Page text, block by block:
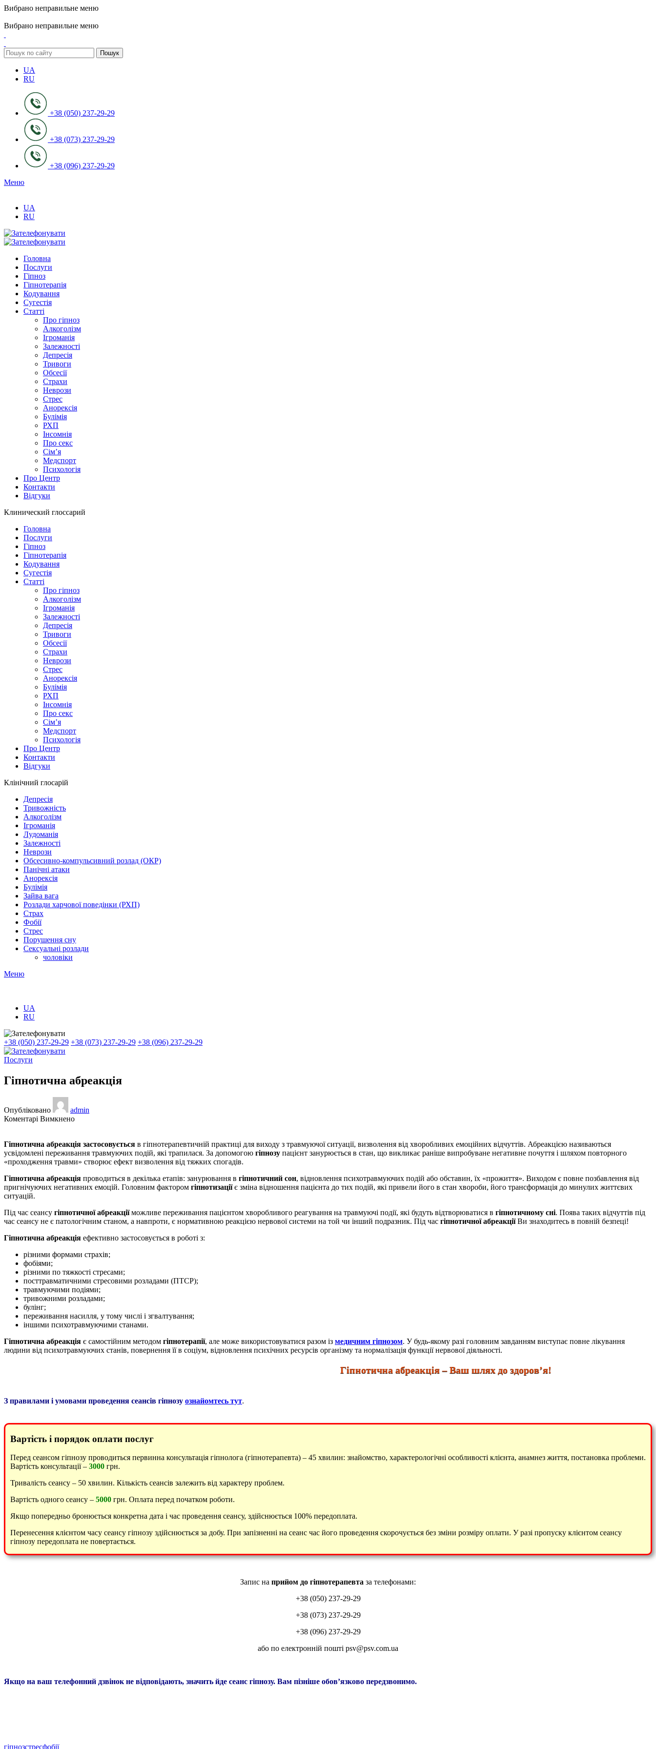
Вибрано неправильне меню
Вибрано неправильне меню
Пошук
UA
RU
+38 (050) 237-29-29
+38 (073) 237-29-29
+38 (096) 237-29-29
Меню
UA
RU
Головна
Послуги
Гіпноз
Гіпнотерапія
Кодування
Сугестія
Статті
Про гіпноз
Алкоголізм
Ігроманія
Залежності
Депресія
Тривоги
Обсесії
Страхи
Неврози
Стрес
Анорексія
Булімія
РХП
Інсомнія
Про секс
Сім’я
Медспорт
Психологія
Про Центр
Контакти
Відгуки
Клинический глоссарий
Головна
Послуги
Гіпноз
Гіпнотерапія
Кодування
Сугестія
Статті
Про гіпноз
Алкоголізм
Ігроманія
Залежності
Депресія
Тривоги
Обсесії
Страхи
Неврози
Стрес
Анорексія
Булімія
РХП
Інсомнія
Про секс
Сім’я
Медспорт
Психологія
Про Центр
Контакти
Відгуки
Клінічний глосарій
Депресія
Тривожність
Алкоголізм
Ігроманія
Лудоманія
Залежності
Неврози
Обсесивно-компульсивний розлад (ОКР)
Панічні атаки
Анорексія
Булімія
Зайва вага
Розлади харчової поведінки (РХП)
Страх
Фобії
Стрес
Порушення сну
Сексуальні розлади
чоловіки
Меню
UA
RU
+38 (050) 237-29-29 +38 (073) 237-29-29 +38 (096) 237-29-29
Послуги
Гіпнотична абреакція
Опубліковано
admin
Коментарі Вимкненодо
Гіпнотична абреакція застосовується в гіпнотерапевтичній практиці для виходу з травмуючої ситуації, визволення від хворобливих емоційних відчуттів. Абреакцією називаються
усвідомлені переживання травмуючих подій, які трапилася. За допомогою гіпнозу пацієнт занурюється в стан, що викликає раніше випробуване негативне почуття і шляхом повторного
«проходження травми» створює ефект визволення від тяжких спогадів.
Гіпнотична абреакція проводиться в декілька етапів: занурювання в гіпнотичний сон, відновлення психотравмуючих подій або обставин, їх «прожиття». Виходом є повне позбавлення від
пригнічуючих негативних емоцій. Головним фактором гіпнотизаціїє зміна відношення пацієнта до тих подій, які привели його в стан хвороби, його трансформація до минулих життєвих
ситуацій.
Під час сеансу гіпнотичної абреакціїможливе переживання пацієнтом хворобливого реагування на травмуючі події, які будуть відтворюватися в гіпнотичному сні. Поява таких відчуттів під
час сеансу не є патологічним станом, а навпроти, є нормативною реакцією нервової системи на той чи інший подразник. Під час гіпнотичної абреакціїВи знаходитесь в повній безпеці!
Гіпнотична абреакція ефективно застосовується в роботі з:
різними формами страхів;
фобіями;
різними по тяжкості стресами;
посттравматичними стресовими розладами (ПТСР);
травмуючими подіями;
тривожними розладами;
булінг;
переживання насилля, у тому числі і згвалтування;
іншими психотравмуючими станами.
Гіпнотична абреакція є самостійним методом гіпнотерапії, але може використовуватися разом із медичним гіпнозом. У будь-якому разі головним завданням виступає повне лікування
людини від психотравмуючих станів, повернення її в соціум, відновлення психічних ресурсів організму та нормалізація функції нервової діяльності.
Гіпнотична абреакція – Ваш шлях до здоров’я!
З правилами і умовами проведення сеансів гіпнозу ознайомтесь тут.
Вартість і порядок оплати послуг
Перед сеансом гіпнозу проводиться первинна консультація гіпнолога (гіпнотерапевта) – 45 хвилин: знайомство, характерологічні особливості клієнта, анамнез життя, постановка проблеми.
Вартість консультації – 3000 грн.
Тривалість сеансу – 50 хвилин. Кількість сеансів залежить від характеру проблем.
Вартість одного сеансу – 5000 грн. Оплата перед початком роботи.
Якщо попередньо бронюється конкретна дата і час проведення сеансу, здійснюється 100% передоплата.
Перенесення клієнтом часу сеансу гіпнозу здійснюється за добу. При запізненні на сеанс час його проведення скорочується без зміни розміру оплати. У разі пропуску клієнтом сеансу
гіпнозу передоплата не повертається.
Запис на прийом до гіпнотерапевта за телефонами:
+38 (050) 237-29-29
+38 (073) 237-29-29
+38 (096) 237-29-29
або по електронній пошті psv@psv.com.ua
Якщо на ваш телефонний дзвінок не відповідають, значить йде сеанс гіпнозу. Вам пізніше обов’язково передзвонимо.
гіпнозстресфобії